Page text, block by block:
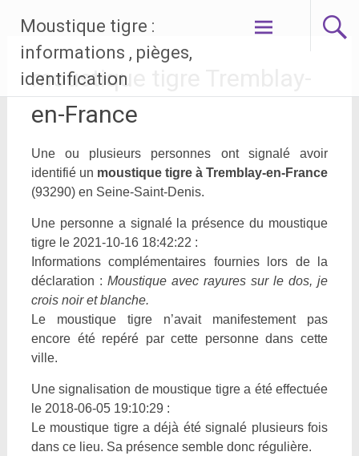
contenu
Moustique tigre :
informations , pièges,
identification
moustique tigre Tremblay-
en-France
Une ou plusieurs personnes ont signalé avoir
identifié un moustique tigre à Tremblay-en-France
(93290) en Seine-Saint-Denis.
Une personne a signalé la présence du moustique
tigre le 2021-10-16 18:42:22 :
Informations complémentaires fournies lors de la
déclaration : Moustique avec rayures sur le dos, je
crois noir et blanche.
Le moustique tigre n’avait manifestement pas
encore été repéré par cette personne dans cette
ville.
Une signalisation de moustique tigre a été effectuée
le 2018-06-05 19:10:29 :
Le moustique tigre a déjà été signalé plusieurs fois
dans ce lieu. Sa présence semble donc régulière.